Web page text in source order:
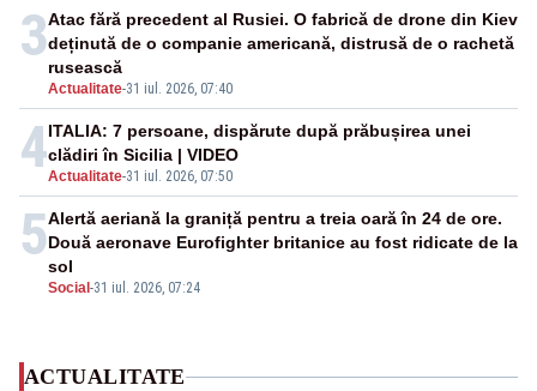
3
Actualitate-31 iul. 2026, 07:40
Atac fără precedent al Rusiei. O fabrică de drone din Kiev
deținută de o companie americană, distrusă de o rachetă
rusească
4Actualitate-31 iul. 2026, 07:50
ITALIA: 7 persoane, dispărute după prăbușirea unei
clădiri în Sicilia | VIDEO
5
Social -31 iul. 2026, 07:24
Alertă aeriană la graniță pentru a treia oară în 24 de ore.
Două aeronave Eurofighter britanice au fost ridicate de la
sol
ACTUALITATE